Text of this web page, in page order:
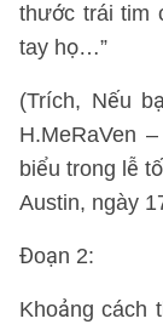
thước trái tim
tay họ…”
(Trích, Nếu
H.MeRaVen
biểu trong lễ
Austin, ngày
Đoạn 2:
Khoảng cách